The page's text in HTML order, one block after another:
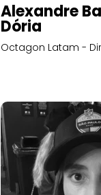
Alexandre
Dória
Octagon Latam -